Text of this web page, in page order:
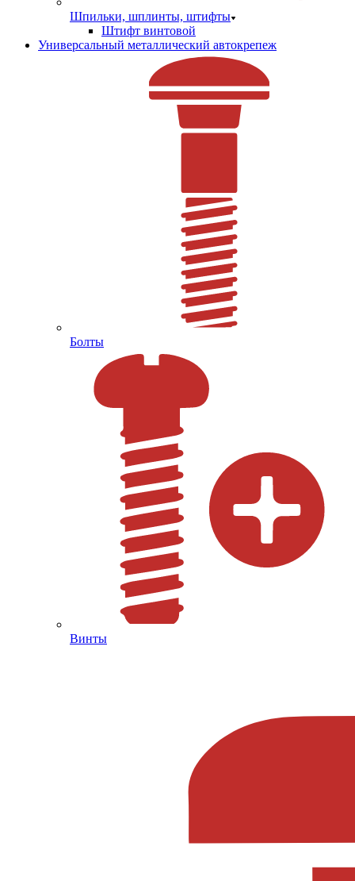
Шпильки, шплинты, штифты
Штифт винтовой
Универсальный металлический автокрепеж
Болты
Винты